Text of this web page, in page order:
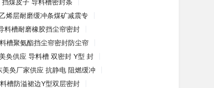
煤皮子 导料槽密封条
烯层耐磨缓冲条煤矿减震专
料槽耐磨橡胶挡尘帘密封
槽聚氨酯挡尘帘密封防尘帘
奂供应 导料槽 双密封 Y型 封
美奂厂家供应 抗静电 阻燃缓冲
槽防溢裙边Y型双层密封